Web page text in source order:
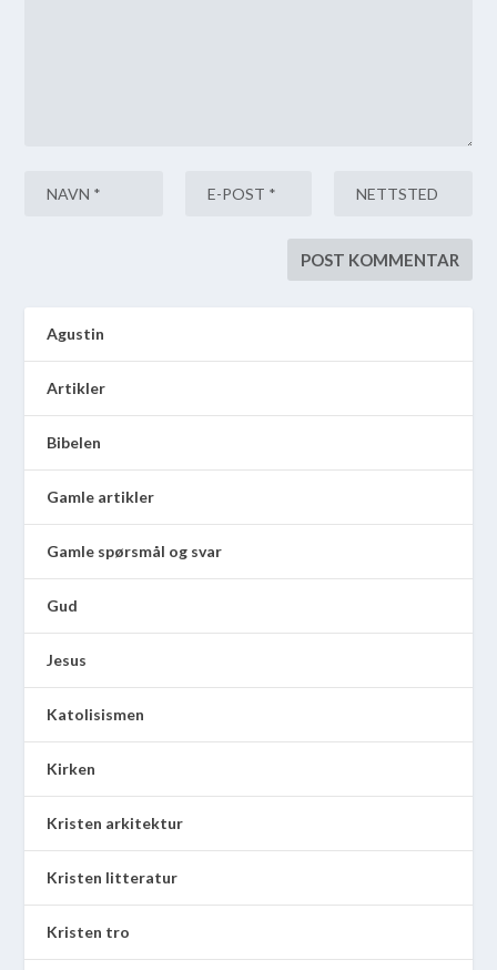
Agustin
Artikler
Bibelen
Gamle artikler
Gamle spørsmål og svar
Gud
Jesus
Katolisismen
Kirken
Kristen arkitektur
Kristen litteratur
Kristen tro